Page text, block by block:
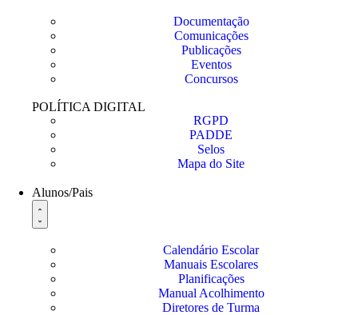
Documentação
Comunicações
Publicações
Eventos
Concursos
POLÍTICA DIGITAL
RGPD
PADDE
Selos
Mapa do Site
Alunos/Pais
Calendário Escolar
Manuais Escolares
Planificações
Manual Acolhimento
Diretores de Turma